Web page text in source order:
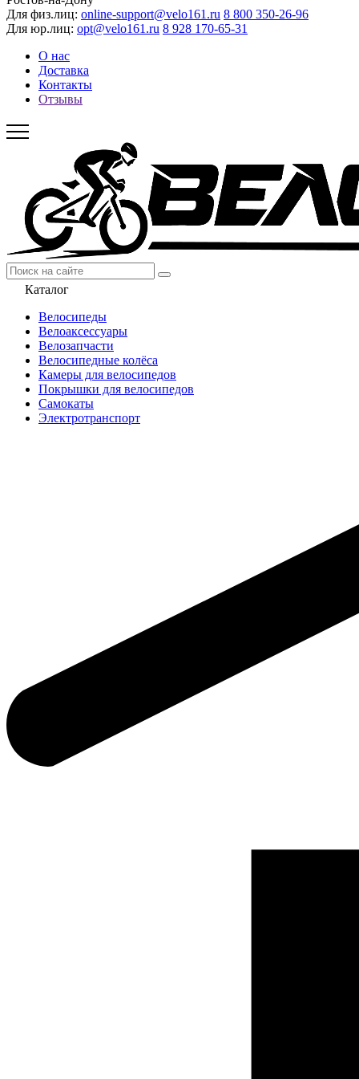
Для физ.лиц: online-support@velo161.ru 8 800 350-26-96
Для юр.лиц: opt@velo161.ru 8 928 170-65-31
О нас
Доставка
Контакты
Отзывы
Каталог
Велосипеды
Велоаксессуары
Велозапчасти
Велосипедные колёса
Камеры для велосипедов
Покрышки для велосипедов
Самокаты
Электротранспорт